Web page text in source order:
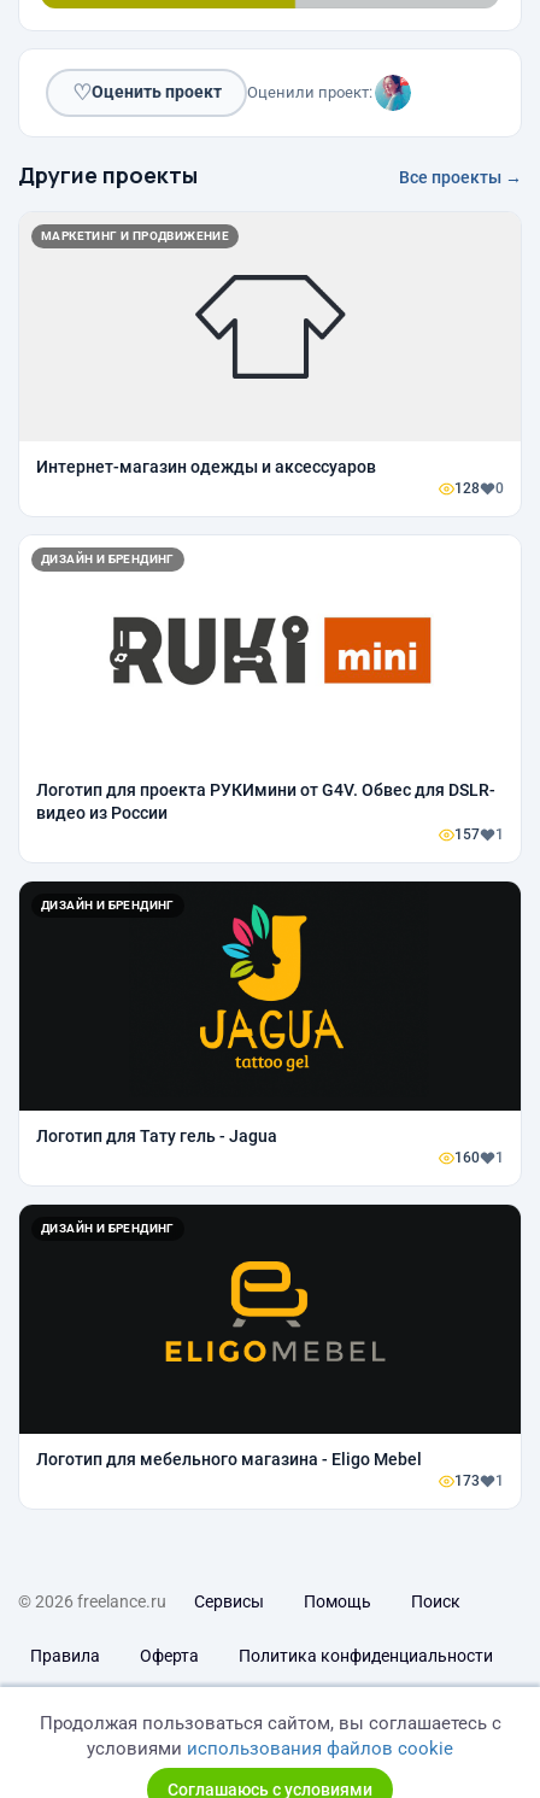
♡Оценить проект Оценили проект:
Другие проекты Все проекты →
МАРКЕТИНГ И ПРОДВИЖЕНИЕ
Интернет-магазин одежды и аксессуаров
128 0
ДИЗАЙН И БРЕНДИНГ
Логотип для проекта РУКИмини от G4V. Обвес для DSLR-
видео из России
157 1
ДИЗАЙН И БРЕНДИНГ
Логотип для Тату гель - Jagua
160 1
ДИЗАЙН И БРЕНДИНГ
Логотип для мебельного магазина - Eligo Mebel
173 1
© 2026 freelance.ru Сервисы Помощь Поиск
Правила Оферта Политика конфиденциальности
Продолжая пользоваться сайтом, вы соглашаетесь с
условиями использования файлов cookie
Соглашаюсь с условиями